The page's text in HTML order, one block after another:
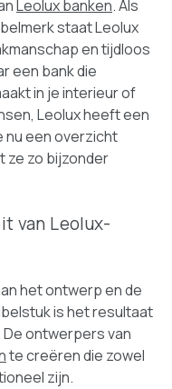
Leolux banken. Als
staat Leolux
en tijdloos
een bank die
in je interieur of
Leolux heeft een
nu een overzicht
ze zo bijzonder
van Leolux-
het ontwerp en de
is het resultaat
ontwerpers van
te creëren die zowel
zijn.